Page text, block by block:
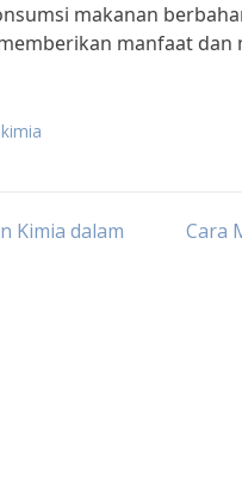
makanan
manfaat dan
Kimia dalam
Cara